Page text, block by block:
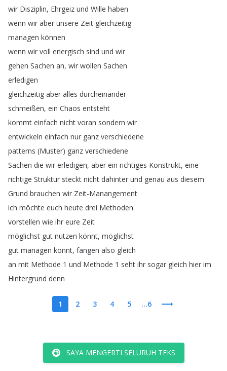
wir Disziplin, Ehrgeiz und Wille haben
wenn wir aber unsere Zeit gleichzeitig
managen können
wenn wir voll energisch sind und wir
gehen Sachen an, wir wollen Sachen
erledigen
gleichzeitig aber alles durcheinander
schmeißen, ein Chaos entsteht
kommt einfach nicht voran sondern wir
entwickeln einfach nur ganz verschiedene
patterns (Muster) ganz verschiedene
Sachen die wir erledigen, aber ein richtiges Konstrukt, eine
richtige Struktur steckt nicht dahinter und genau aus diesem
Grund brauchen wir Zeit-Manangement
ich möchte euch heute drei Methoden
vorstellen wie ihr eure Zeit
möglichst gut nutzen könnt, möglichst
gut managen könnt, fangen also gleich
an mit Methode 1 und Methode 1 seht ihr sogar gleich hier im
Hintergrund denn
1 2 3 4 5 ...6
SAYA MENGERTI SELURUH TEKS